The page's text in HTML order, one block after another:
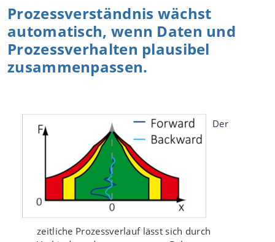
Prozessverständnis wächst
automatisch, wenn Daten und
Prozessverhalten plausibel
zusammenpassen.
Der
zeitliche Prozessverlauf lässt sich durch